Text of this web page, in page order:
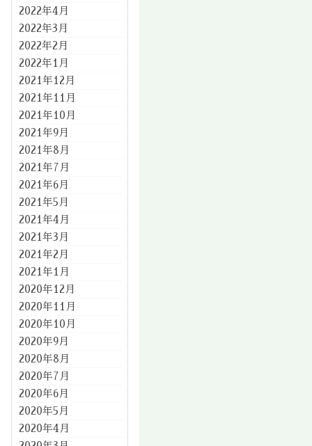
2022年4月
2022年3月
2022年2月
2022年1月
2021年12月
2021年11月
2021年10月
2021年9月
2021年8月
2021年7月
2021年6月
2021年5月
2021年4月
2021年3月
2021年2月
2021年1月
2020年12月
2020年11月
2020年10月
2020年9月
2020年8月
2020年7月
2020年6月
2020年5月
2020年4月